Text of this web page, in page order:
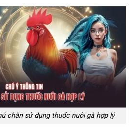
chăn sử dụng thuốc nuôi gà hợp lý